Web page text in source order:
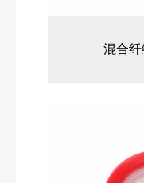
混合